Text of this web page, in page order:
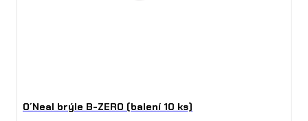
O´Neal brýle B-ZERO (balení 10 ks)